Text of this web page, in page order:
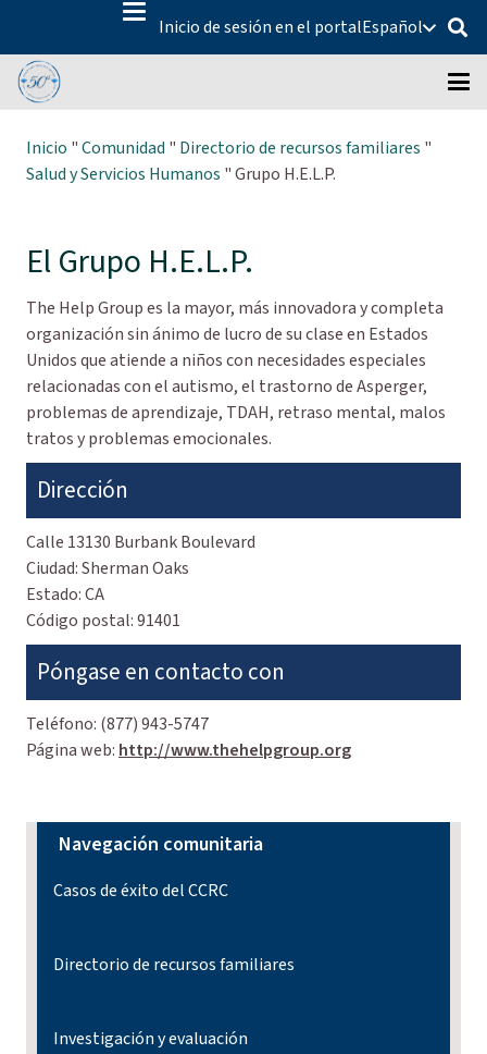
Inicio de sesión en el portalEspañol
Inicio "Comunidad " Directorio de recursos familiares "
Salud y Servicios Humanos "Grupo H.E.L.P.
El Grupo H.E.L.P.
The Help Group es la mayor, más innovadora y completa
organización sin ánimo de lucro de su clase en Estados
Unidos que atiende a niños con necesidades especiales
relacionadas con el autismo, el trastorno de Asperger,
problemas de aprendizaje, TDAH, retraso mental, malos
tratos y problemas emocionales.
Dirección
Calle 13130 Burbank Boulevard
Ciudad:Sherman Oaks
Estado:CA
Código postal:91401
Póngase en contacto con
Teléfono: (877) 943-5747
Página web: http://www.thehelpgroup.org
Navegación comunitaria
Casos de éxito del CCRC
Directorio de recursos familiares
Investigación y evaluación